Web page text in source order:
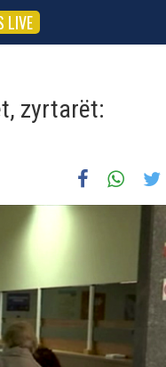
LIVE
zyrtarët: